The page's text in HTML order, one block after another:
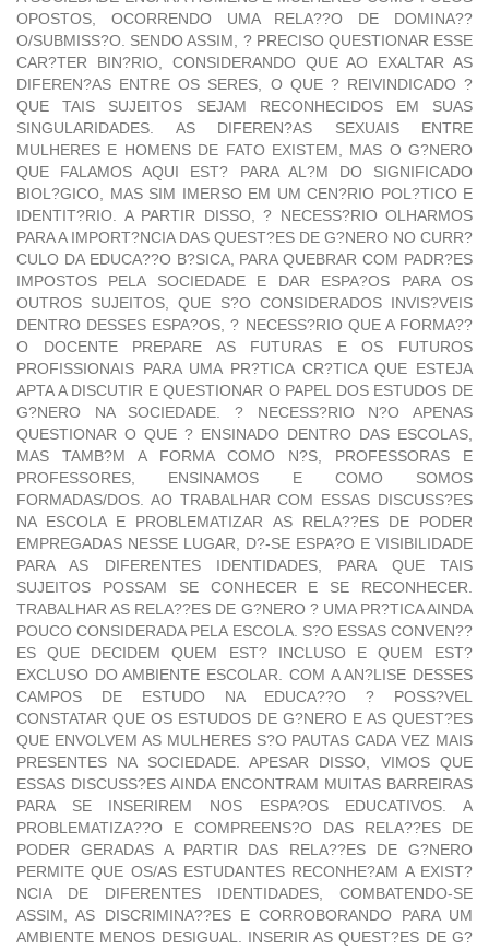
OPOSTOS, OCORRENDO UMA RELA??O DE DOMINA??
O/SUBMISS?O. SENDO ASSIM, ? PRECISO QUESTIONAR ESSE
CAR?TER BIN?RIO, CONSIDERANDO QUE AO EXALTAR AS
DIFEREN?AS ENTRE OS SERES, O QUE ? REIVINDICADO ?
QUE TAIS SUJEITOS SEJAM RECONHECIDOS EM SUAS
SINGULARIDADES. AS DIFEREN?AS SEXUAIS ENTRE
MULHERES E HOMENS DE FATO EXISTEM, MAS O G?NERO
QUE FALAMOS AQUI EST? PARA AL?M DO SIGNIFICADO
BIOL?GICO, MAS SIM IMERSO EM UM CEN?RIO POL?TICO E
IDENTIT?RIO. A PARTIR DISSO, ? NECESS?RIO OLHARMOS
PARA A IMPORT?NCIA DAS QUEST?ES DE G?NERO NO CURR?
CULO DA EDUCA??O B?SICA, PARA QUEBRAR COM PADR?ES
IMPOSTOS PELA SOCIEDADE E DAR ESPA?OS PARA OS
OUTROS SUJEITOS, QUE S?O CONSIDERADOS INVIS?VEIS
DENTRO DESSES ESPA?OS, ? NECESS?RIO QUE A FORMA??
O DOCENTE PREPARE AS FUTURAS E OS FUTUROS
PROFISSIONAIS PARA UMA PR?TICA CR?TICA QUE ESTEJA
APTA A DISCUTIR E QUESTIONAR O PAPEL DOS ESTUDOS DE
G?NERO NA SOCIEDADE. ? NECESS?RIO N?O APENAS
QUESTIONAR O QUE ? ENSINADO DENTRO DAS ESCOLAS,
MAS TAMB?M A FORMA COMO N?S, PROFESSORAS E
PROFESSORES, ENSINAMOS E COMO SOMOS
FORMADAS/DOS. AO TRABALHAR COM ESSAS DISCUSS?ES
NA ESCOLA E PROBLEMATIZAR AS RELA??ES DE PODER
EMPREGADAS NESSE LUGAR, D?-SE ESPA?O E VISIBILIDADE
PARA AS DIFERENTES IDENTIDADES, PARA QUE TAIS
SUJEITOS POSSAM SE CONHECER E SE RECONHECER.
TRABALHAR AS RELA??ES DE G?NERO ? UMA PR?TICA AINDA
POUCO CONSIDERADA PELA ESCOLA. S?O ESSAS CONVEN??
ES QUE DECIDEM QUEM EST? INCLUSO E QUEM EST?
EXCLUSO DO AMBIENTE ESCOLAR. COM A AN?LISE DESSES
CAMPOS DE ESTUDO NA EDUCA??O ? POSS?VEL
CONSTATAR QUE OS ESTUDOS DE G?NERO E AS QUEST?ES
QUE ENVOLVEM AS MULHERES S?O PAUTAS CADA VEZ MAIS
PRESENTES NA SOCIEDADE. APESAR DISSO, VIMOS QUE
ESSAS DISCUSS?ES AINDA ENCONTRAM MUITAS BARREIRAS
PARA SE INSERIREM NOS ESPA?OS EDUCATIVOS. A
PROBLEMATIZA??O E COMPREENS?O DAS RELA??ES DE
PODER GERADAS A PARTIR DAS RELA??ES DE G?NERO
PERMITE QUE OS/AS ESTUDANTES RECONHE?AM A EXIST?
NCIA DE DIFERENTES IDENTIDADES, COMBATENDO-SE
ASSIM, AS DISCRIMINA??ES E CORROBORANDO PARA UM
AMBIENTE MENOS DESIGUAL. INSERIR AS QUEST?ES DE G?